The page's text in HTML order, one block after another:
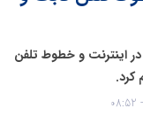
اینترنت و خطوط تلفن
کرد.